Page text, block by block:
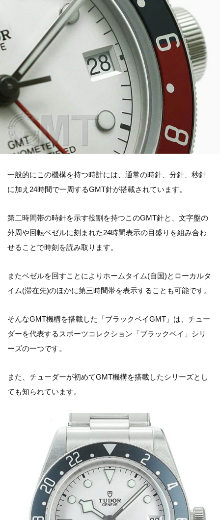
一般的にこの機構を持つ時計には、通常の時針、分針、秒針
に加え24時間で一周するGMT針が搭載されています。
第二時間帯の時針を示す役割を持つこのGMT針と、文字盤の
外周や回転ベゼルに刻まれた24時間表示の目盛りを組み合わ
せることで時刻を読み取ります。
またベゼルを回すことによりホームタイム(自国)とローカルタ
イム(滞在先)のほかに第三時間帯を表示することも可能です。
そんなGMT機構を搭載した「ブラックベイGMT」は、チュー
ダーを代表するスポーツコレクション「ブラックベイ」シリ
ーズの一つです。
また、チューダーが初めてGMT機構を搭載したシリーズとし
ても知られています。